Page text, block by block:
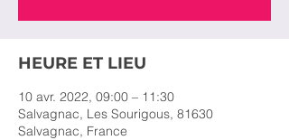
HEURE ET LIEU
10 avr. 2022, 09:00 – 11:30
Salvagnac, Les Sourigous, 81630
Salvagnac, France